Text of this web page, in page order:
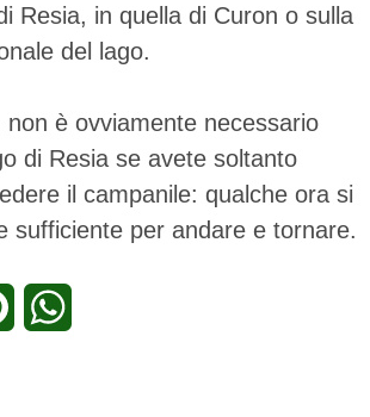
Resia, in quella di Curon o sulla
del lago.
è ovviamente necessario
di Resia se avete soltanto
il campanile: qualche ora si
sufficiente per andare e tornare.